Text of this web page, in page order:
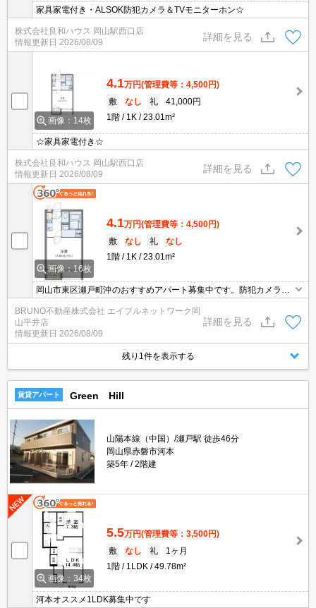
家具家電付き・ALSOK防犯カメラ＆TVモニターホン☆
株式会社良和ハウス 岡山駅西口店
情報更新日 2026/08/09
詳細を見る
画像：14枚
4.1万円(管理費等：4,500円)
敷
なし 礼
41,000円
1階
1K 23.01m²
☆家具家電付き☆
株式会社良和ハウス 岡山駅西口店
情報更新日 2026/08/09
詳細を見る
画像：16枚
4.1万円(管理費等：4,500円)
敷
なし 礼
なし
1階
1K 23.01m²
岡山市東区瀬戸町沖のおすすめアパート募集中です。防犯カメラ、
浴室乾燥機付き。お気軽にお問い合わせください。
BRUNO不動産株式会社 エイブルネットワーク岡
山平井店
情報更新日 2026/08/09
詳細を見る
残り1件を表示する
賃貸アパート Green Hill
山陽本線（中国）/瀬戸駅 徒歩46分
岡山県赤磐市河本
築5年
2階建
画像：34枚
5.5万円(管理費等：3,500円)
敷
なし 礼
1ヶ月
1階
1LDK 49.78m²
河本オススメ1LDK募集中です